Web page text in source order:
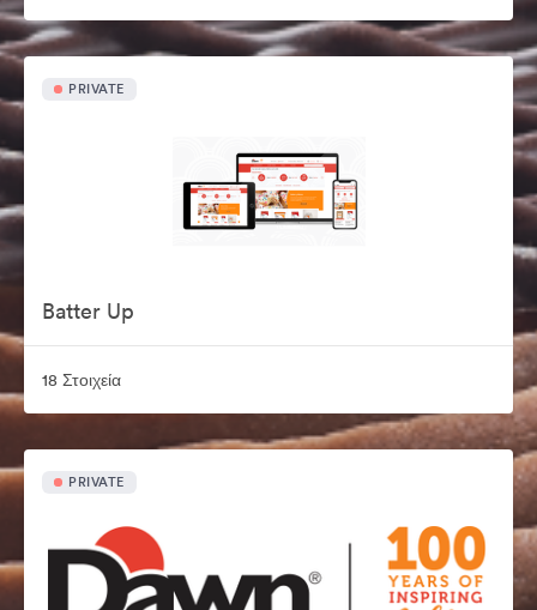
PRIVATE
Batter Up
18 Στοιχεία
PRIVATE